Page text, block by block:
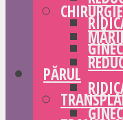
PĂRUL